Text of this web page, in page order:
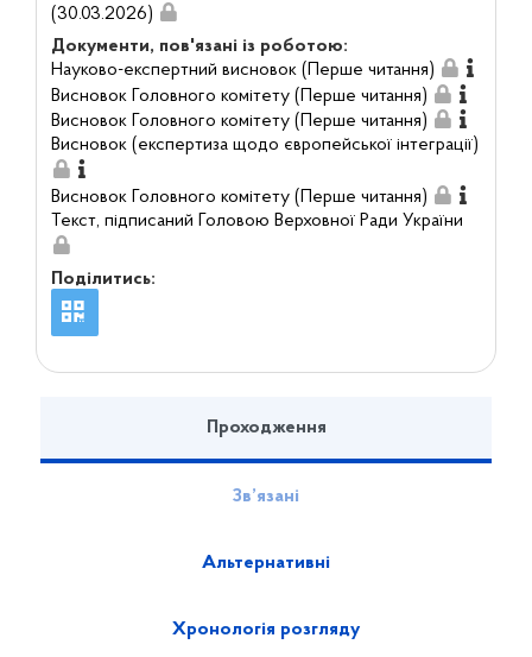
(30.03.2026)
Документи, пов'язані із роботою:
Науково-експертний висновок (Перше читання)
Висновок Головного комітету (Перше читання)
Висновок Головного комітету (Перше читання)
Висновок (експертиза щодо європейської інтеграції)
Висновок Головного комітету (Перше читання)
Текст, підписаний Головою Верховної Ради України
Поділитись:
Проходження
Зв’язані
Альтернативні
Хронологія розгляду